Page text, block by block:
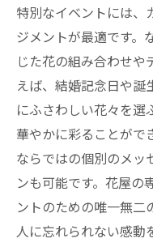
特別なイベントには、
ジメントが最適です。
じた花の組み合わせや
えば、結婚記念日や誕
にふさわしい花々を選
華やかに彩ることがで
ならではの個別のメッ
ンも可能です。花屋の
ントのための唯一無二
人に忘れられない感動